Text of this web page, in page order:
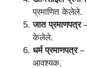
प्रमाणित केलेले.
जात प्रमाणपत्र–
केलेले.
धर्म प्रमाणपत्र–
आवश्यक.